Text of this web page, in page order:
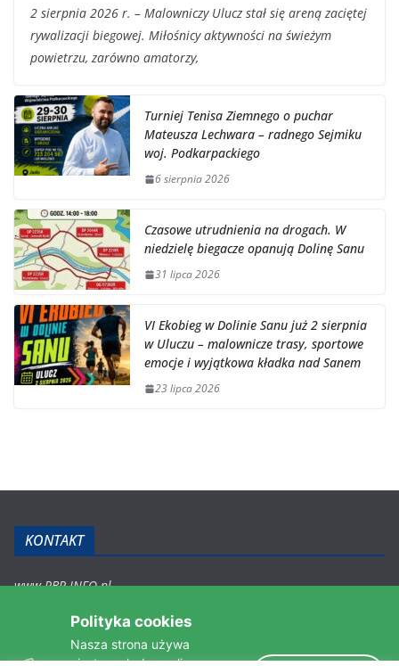
2 sierpnia 2026 r. – Malowniczy Ulucz stał się areną zaciętej
rywalizacji biegowej. Miłośnicy aktywności na świeżym
powietrzu, zarówno amatorzy,
Turniej Tenisa Ziemnego o puchar
Mateusza Lechwara – radnego Sejmiku
woj. Podkarpackiego
6 sierpnia 2026
Czasowe utrudnienia na drogach. W
niedzielę biegacze opanują Dolinę Sanu
31 lipca 2026
VI Ekobieg w Dolinie Sanu już 2 sierpnia
w Uluczu – malownicze trasy, sportowe
emocje i wyjątkowa kładka nad Sanem
23 lipca 2026
KONTAKT
www.RBR.INFO.pl
36-200 Brzozów
rbr.info.pl@gmail.com
Polityka cookies
Nasza strona używa
ciasteczek do analizy